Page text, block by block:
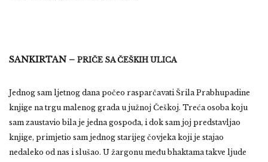
SANKIRTAN – PRIČE SA ČEŠKIH ULICA
Jednog sam ljetnog dana počeo rasparčavati Šrila Prabhupadine
knjige na trgu malenog grada u južnoj Češkoj. Treća osoba koju
sam zaustavio bila je jedna gospođa, i dok sam joj predstavljao
knjige, primjetio sam jednog starijeg čovjeka koji je stajao
nedaleko od nas i slušao. U žargonu među bhaktama takve ljude